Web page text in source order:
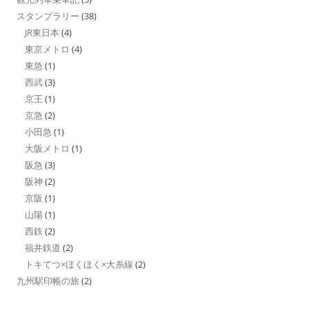
スタンプラリー (38)
JR東日本 (4)
東京メトロ (4)
東急 (1)
西武(3)
京王 (1)
京急 (2)
小田急 (1)
大阪メトロ (1)
阪急 (3)
阪神 (2)
京阪 (1)
山陽 (1)
西鉄 (2)
福井鉄道 (2)
トキてつ×ほくほく×大糸線 (2)
九州駅印帳の旅 (2)